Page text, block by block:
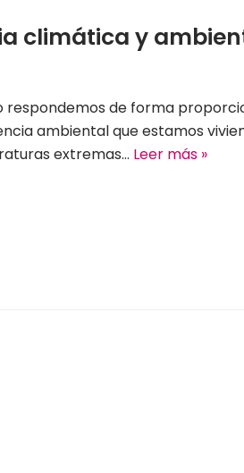
climática y
respondemos de forma
ambiental que estamos
extremas… Leer más »